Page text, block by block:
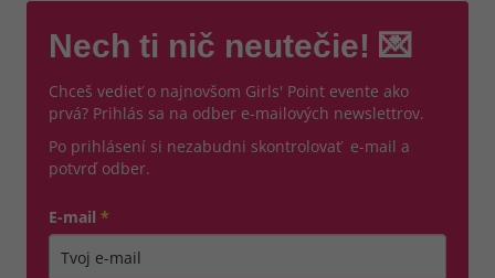
Nech ti nič neutečie! 💌
Chceš vedieť o najnovšom Girls' Point evente ako
prvá? Prihlás sa na odber e-mailových newslettrov.
Po prihlásení si nezabudni skontrolovať e-mail a
potvrď odber.
E-mail *